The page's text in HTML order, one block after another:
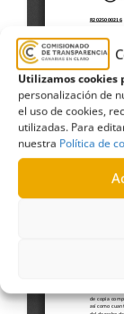
Utilizamos cookies
personalización de
el uso de cookies,
utilizadas. Para
nuestra Política de